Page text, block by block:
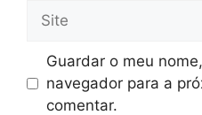
Site
Guardar o meu
navegador para a
comentar.